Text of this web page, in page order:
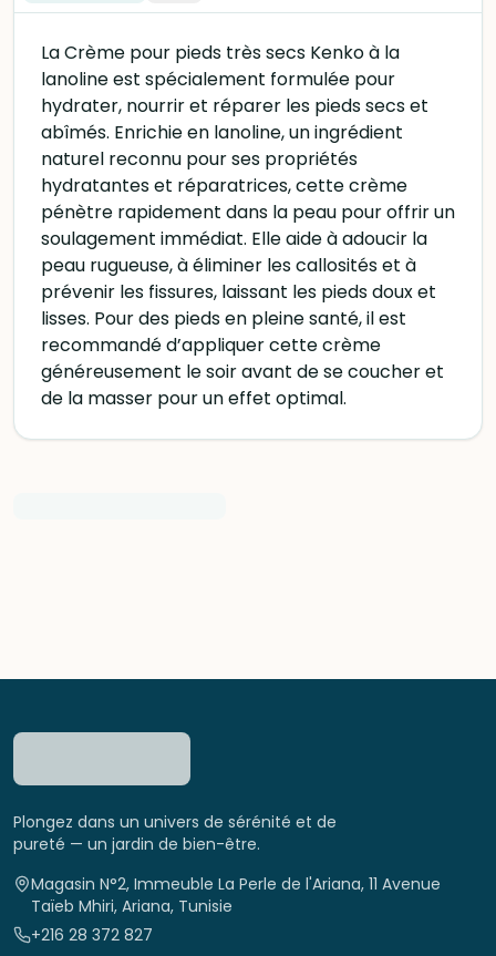
La Crème pour pieds très secs Kenko à la
lanoline est spécialement formulée pour
hydrater, nourrir et réparer les pieds secs et
abîmés. Enrichie en lanoline, un ingrédient
naturel reconnu pour ses propriétés
hydratantes et réparatrices, cette crème
pénètre rapidement dans la peau pour offrir un
soulagement immédiat. Elle aide à adoucir la
peau rugueuse, à éliminer les callosités et à
prévenir les fissures, laissant les pieds doux et
lisses. Pour des pieds en pleine santé, il est
recommandé d’appliquer cette crème
généreusement le soir avant de se coucher et
de la masser pour un effet optimal.
Plongez dans un univers de sérénité et de
pureté — un jardin de bien-être.
Magasin N°2, Immeuble La Perle de l'Ariana, 11 Avenue
Taïeb Mhiri, Ariana, Tunisie
+216 28 372 827